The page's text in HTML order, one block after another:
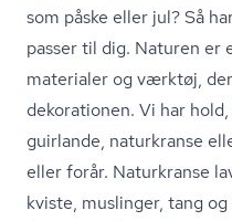
som påske eller jul? Så
passer til dig. Naturen er
materialer og værktøj,
dekorationen. Vi har
guirlande, naturkranse
eller forår. Naturkranse
kviste, muslinger, tang